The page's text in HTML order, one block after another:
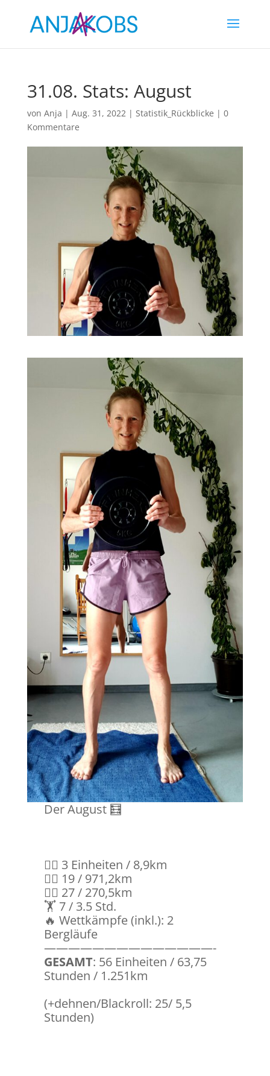
31.08. Stats: August
von Anja | Aug. 31, 2022| Statistik_Rückblicke | 0
Kommentare
Der August 🧮
🏊‍♀️ 3 Einheiten / 8,9km
🚴‍♀️ 19 / 971,2km
🏃‍♀️ 27 / 270,5km
🏋️ 7 / 3.5 Std.
🔥 Wettkämpfe (inkl.): 2
Bergläufe
——————————————-
GESAMT: 56 Einheiten / 63,75
Stunden / 1.251km
(+dehnen/Blackroll: 25/ 5,5
Stunden)